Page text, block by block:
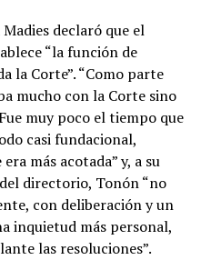
declaró que el
“la función de
la Corte”. “Como parte
mucho con la Corte sino
muy poco el tiempo que
casi fundacional,
más acotada” y, a su
directorio, Tonón “no
con deliberación y un
inquietud más personal,
las resoluciones”.